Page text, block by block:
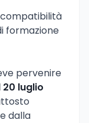
formazione
pervenire
20 luglio
dalla